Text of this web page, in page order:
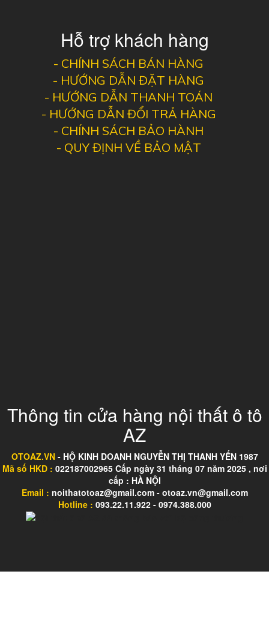
Hỗ trợ khách hàng
- CHÍNH SÁCH BÁN HÀNG
- HƯỚNG DẪN ĐẶT HÀNG
- HƯỚNG DẪN THANH TOÁN
- HƯỚNG DẪN ĐỔI TRẢ HÀNG
- CHÍNH SÁCH BẢO HÀNH
- QUY ĐỊNH VỀ BẢO MẬT
Thông tin cửa hàng nội thất ô tô
AZ
OTOAZ.VN- HỘ KINH DOANH NGUYỄN THỊ THANH YẾN 1987
Mã số HKD : 022187002965 Cấp ngày 31 tháng 07 năm 2025 , nơi
cấp : HÀ NỘI
Email : noithatotoaz@gmail.com - otoaz.vn@gmail.com
Hotline : 093.22.11.922 - 0974.388.000